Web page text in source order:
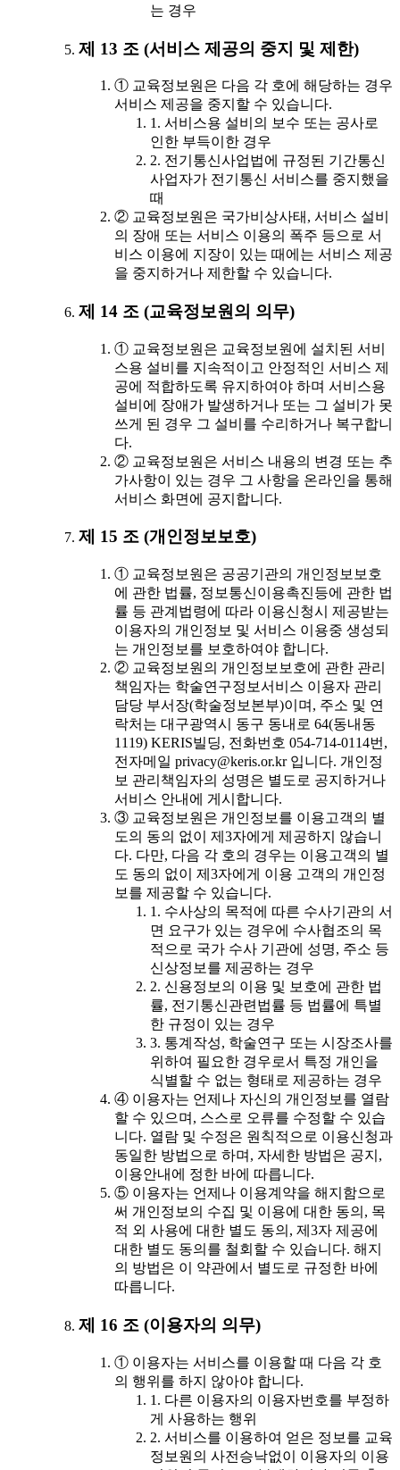
는 경우
제 13 조 (서비스 제공의 중지 및 제한)
① 교육정보원은 다음 각 호에 해당하는 경우
서비스 제공을 중지할 수 있습니다.
1. 서비스용 설비의 보수 또는 공사로
인한 부득이한 경우
2. 전기통신사업법에 규정된 기간통신
사업자가 전기통신 서비스를 중지했을
때
② 교육정보원은 국가비상사태, 서비스 설비
의 장애 또는 서비스 이용의 폭주 등으로 서
비스 이용에 지장이 있는 때에는 서비스 제공
을 중지하거나 제한할 수 있습니다.
제 14 조 (교육정보원의 의무)
① 교육정보원은 교육정보원에 설치된 서비
스용 설비를 지속적이고 안정적인 서비스 제
공에 적합하도록 유지하여야 하며 서비스용
설비에 장애가 발생하거나 또는 그 설비가 못
쓰게 된 경우 그 설비를 수리하거나 복구합니
다.
② 교육정보원은 서비스 내용의 변경 또는 추
가사항이 있는 경우 그 사항을 온라인을 통해
서비스 화면에 공지합니다.
제 15 조 (개인정보보호)
① 교육정보원은 공공기관의 개인정보보호
에 관한 법률, 정보통신이용촉진등에 관한 법
률 등 관계법령에 따라 이용신청시 제공받는
이용자의 개인정보 및 서비스 이용중 생성되
는 개인정보를 보호하여야 합니다.
② 교육정보원의 개인정보보호에 관한 관리
책임자는 학술연구정보서비스 이용자 관리
담당 부서장(학술정보본부)이며, 주소 및 연
락처는 대구광역시 동구 동내로 64(동내동
1119) KERIS빌딩, 전화번호 054-714-0114번,
전자메일 privacy@keris.or.kr 입니다. 개인정
보 관리책임자의 성명은 별도로 공지하거나
서비스 안내에 게시합니다.
③ 교육정보원은 개인정보를 이용고객의 별
도의 동의 없이 제3자에게 제공하지 않습니
다. 다만, 다음 각 호의 경우는 이용고객의 별
도 동의 없이 제3자에게 이용 고객의 개인정
보를 제공할 수 있습니다.
1. 수사상의 목적에 따른 수사기관의 서
면 요구가 있는 경우에 수사협조의 목
적으로 국가 수사 기관에 성명, 주소 등
신상정보를 제공하는 경우
2. 신용정보의 이용 및 보호에 관한 법
률, 전기통신관련법률 등 법률에 특별
한 규정이 있는 경우
3. 통계작성, 학술연구 또는 시장조사를
위하여 필요한 경우로서 특정 개인을
식별할 수 없는 형태로 제공하는 경우
④ 이용자는 언제나 자신의 개인정보를 열람
할 수 있으며, 스스로 오류를 수정할 수 있습
니다. 열람 및 수정은 원칙적으로 이용신청과
동일한 방법으로 하며, 자세한 방법은 공지,
이용안내에 정한 바에 따릅니다.
⑤ 이용자는 언제나 이용계약을 해지함으로
써 개인정보의 수집 및 이용에 대한 동의, 목
적 외 사용에 대한 별도 동의, 제3자 제공에
대한 별도 동의를 철회할 수 있습니다. 해지
의 방법은 이 약관에서 별도로 규정한 바에
따릅니다.
제 16 조 (이용자의 의무)
① 이용자는 서비스를 이용할 때 다음 각 호
의 행위를 하지 않아야 합니다.
1. 다른 이용자의 이용자번호를 부정하
게 사용하는 행위
2. 서비스를 이용하여 얻은 정보를 교육
정보원의 사전승낙없이 이용자의 이용